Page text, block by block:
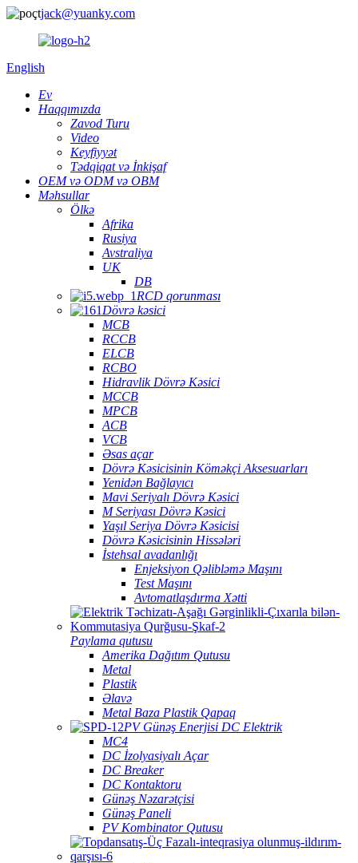
jack@yuanky.com
English
Ev
Haqqımızda
Zavod Turu
Video
Keyfiyyət
Tədqiqat və İnkişaf
OEM və ODM və OBM
Məhsullar
Ölkə
Afrika
Rusiya
Avstraliya
UK
DB
RCD qorunması
Dövrə kəsici
MCB
RCCB
ELCB
RCBO
Hidravlik Dövrə Kəsici
MCCB
MPCB
ACB
VCB
Əsas açar
Dövrə Kəsicisinin Köməkçi Aksesuarları
Yenidən Bağlayıcı
Mavi Seriyalı Dövrə Kəsici
M Seriyası Dövrə Kəsici
Yaşıl Seriya Dövrə Kəsicisi
Dövrə Kəsicisinin Hissələri
İstehsal avadanlığı
Enjeksiyon Qəlibləmə Maşını
Test Maşını
Avtomatlaşdırma Xətti
Paylama qutusu
Amerika Dağıtım Qutusu
Metal
Plastik
Əlavə
Metal Baza Plastik Qapaq
PV Günəş Enerjisi DC Elektrik
MC4
DC İzolyasiyalı Açar
DC Breaker
DC Kontaktoru
Günəş Nəzarətçisi
Günəş Paneli
PV Kombinator Qutusu